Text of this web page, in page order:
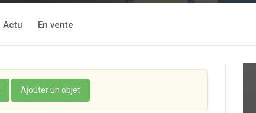
Actu En vente
Ajouter un objet